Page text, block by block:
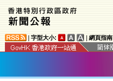
字型大小: 網頁指南